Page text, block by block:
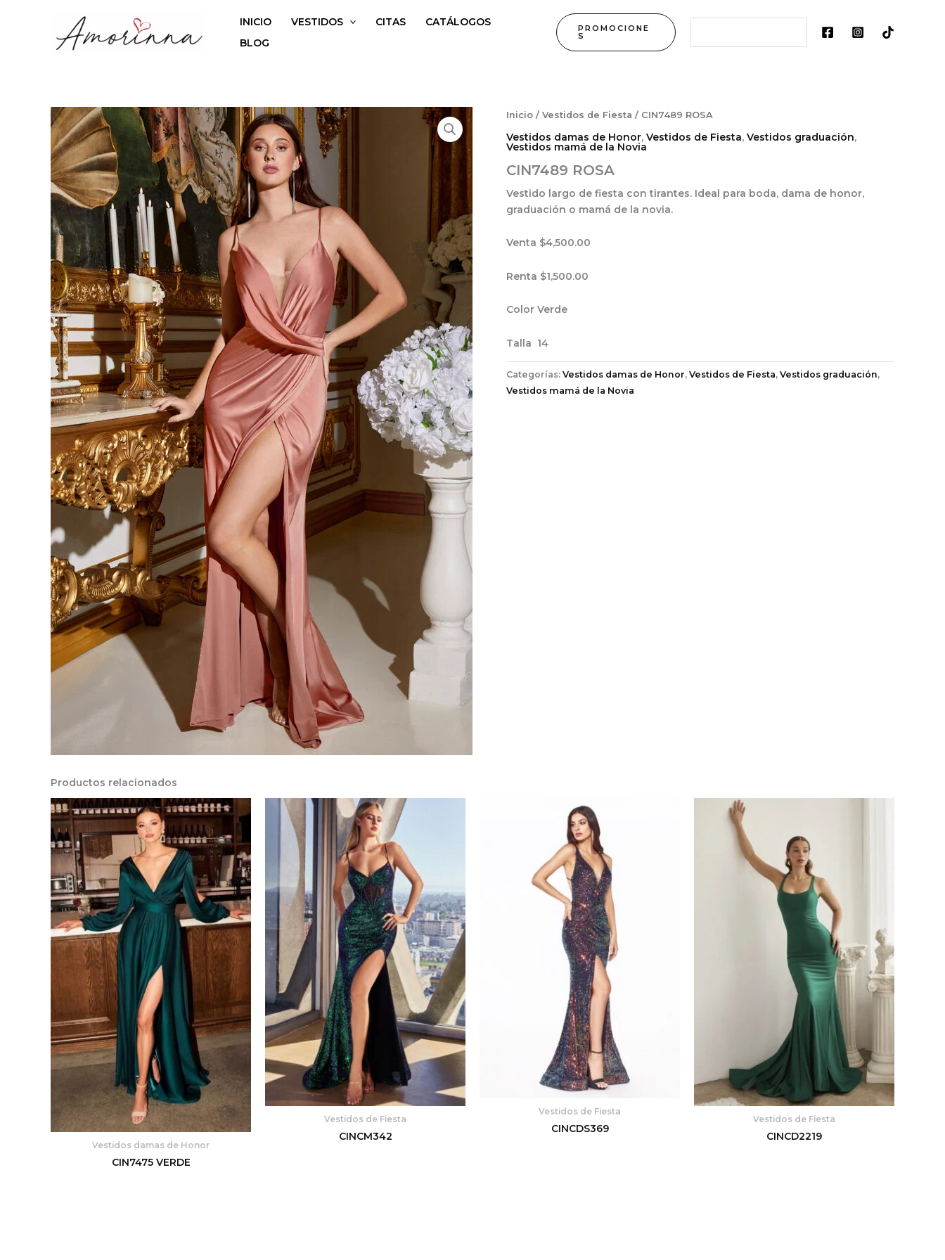
INICIO VESTIDOS CITAS
CATÁLOGOS
BLOG
PROMOCIONE
S
Inicio / Vestidos de Fiesta / CIN7489 ROSA
Vestidos damas de Honor, Vestidos de Fiesta, Vestidos graduación,
Vestidos mamá de la Novia
CIN7489 ROSA
Vestido largo de fiesta con tirantes. Ideal para boda, dama de honor,
graduación o mamá de la novia.
Venta $4,500.00
Renta $1,500.00
Color Verde
Talla 14
Categorías: Vestidos damas de Honor, Vestidos de Fiesta, Vestidos graduación,
Vestidos mamá de la Novia
Productos relacionados
Vestidos damas de Honor
CIN7475 VERDE
Vestidos de Fiesta
CINCM342
Vestidos de Fiesta
CINCDS369
Vestidos de Fiesta
CINCD2219